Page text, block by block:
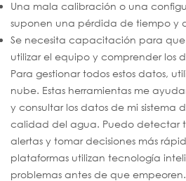
Una mala calibración o una
suponen una pérdida de tiempo y
Se necesita capacitación para
utilizar el equipo y comprender los
Para gestionar todos estos datos,
nube. Estas herramientas me
y consultar los datos de mi sistema
calidad del agua. Puedo detectar
alertas y tomar decisiones más
plataformas utilizan tecnología
problemas antes de que